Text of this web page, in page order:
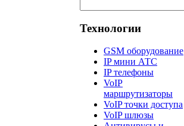
Технологии
GSM оборудование
IP мини АТС
IP телефоны
VoIP
маршрутизаторы
VoIP точки доступа
VoIP шлюзы